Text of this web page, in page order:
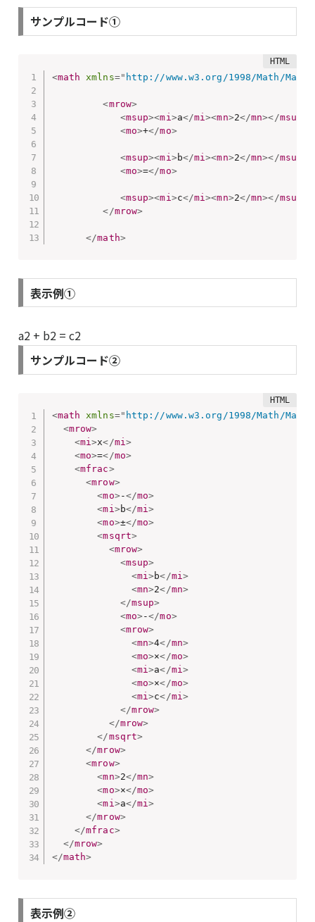
サンプルコード①
<math xmlns=" http://www.w3.org/1998/Math/
<mrow>
<msup><mi >a</mi><mn>2</mn></msup
<mo>+</mo>
<msup><mi >b</mi><mn>2</mn></msup
<mo>=</mo>
<msup><mi >c</mi><mn>2</mn></msup
</mrow>
</math>
表示例①
a2 + b2 = c2
サンプルコード②
<math xmlns=" http://www.w3.org/1998/Math/
<mrow>
<mi>x</mi>
<mo>=</mo>
<mfrac>
<mrow>
<mo>-</mo>
<mi>b</mi>
<mo>±</mo>
<msqrt>
<mrow>
<msup>
<mi>b</mi>
<mn>2</mn>
</msup>
<mo>-</mo>
<mrow>
<mn>4</mn>
<mo>×</mo>
<mi>a</mi>
<mo>×</mo>
<mi>c</mi>
</mrow>
</mrow>
</msqrt>
</mrow>
<mrow>
<mn>2</mn>
<mo>×</mo>
<mi>a</mi>
</mrow>
</mfrac>
</mrow>
</math>
表示例②